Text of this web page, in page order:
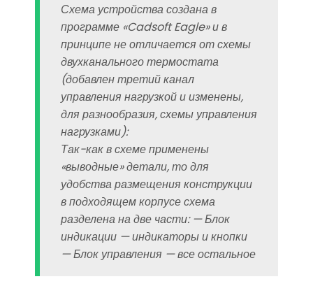
Схема устройства создана в
программе «Cadsoft Eagle» и в
принципе не отличается от схемы
двухканального термостата
(добавлен третий канал
управления нагрузкой и изменены,
для разнообразия, схемы управления
нагрузками):
Так-как в схеме применены
«выводные» детали, то для
удобства размещения конструкции
в подходящем корпусе схема
разделена на две части: — Блок
индикации — индикаторы и кнопки
— Блок управления — все остальное